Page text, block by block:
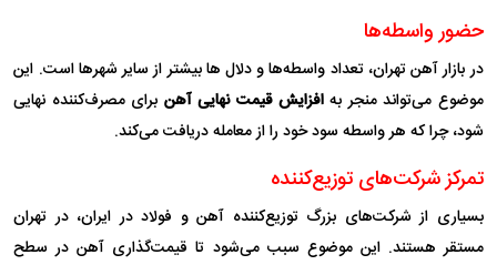
حضور واسطه‌ها
در بازار آهن تهران، تعداد واسطه‌ها و دلال ها بیشتر از سایر شهرها است. این
موضوع می‌تواند منجر بهافزایش قیمت نهایی آهن برای مصرف‌کننده نهایی
شود، چرا که هر واسطه سود خود را از معامله دریافت می‌کند.
تمرکز شرکت‌های توزیع‌کننده
بسیاری از شرکت‌های بزرگ توزیع‌کننده آهن و فولاد در ایران، در تهران
مستقر هستند. این موضوع سبب می‌شود تا قیمت‌گذاری آهن در سطح